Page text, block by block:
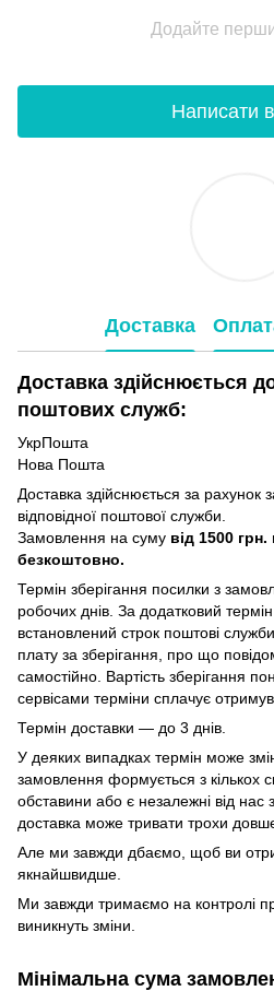
Додайте
Написати
Доставка
Доставка здійснюється
поштових служб:
УкрПошта
Нова Пошта
Доставка здійснюється за
відповідної поштової служби.
Замовлення на суму від 1500 грн.
безкоштовно.
Термін зберігання посилки з
робочих днів. За додатковий
встановлений строк поштові
плату за зберігання, про що
самостійно. Вартість зберігання
сервісами терміни сплачує
Термін доставки — до 3 днів.
У деяких випадках термін може
замовлення формується з кількох
обставини або є незалежні від нас
доставка може тривати трохи
Але ми завжди дбаємо, щоб ви
якнайшвидше.
Ми завжди тримаємо на контролі
виникнуть зміни.
Мінімальна сума